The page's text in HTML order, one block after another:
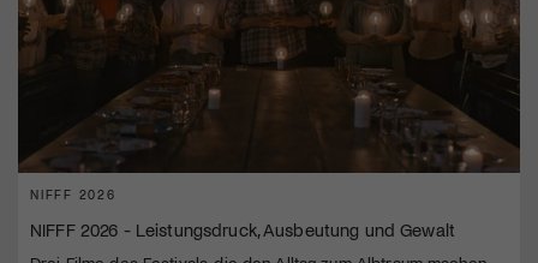
NIFFF 2026
NIFFF 2026 - Leistungsdruck, Ausbeutung und Gewalt